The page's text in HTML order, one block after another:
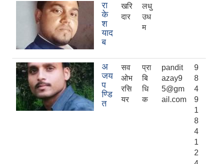
रा
के
श
याद
ब
खरि
दार
लधु
उध
म
अ
जय
प
ण्डि
त
सव
ओभ
रसि
यर
प्रा
बि
धि
क
pandit
azay9
5@gm
ail.com
9
8
4
9
1
8
4
1
2